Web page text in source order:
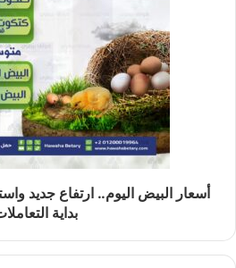
أسعار البيض اليوم.. ارتفاع جديد
بداية